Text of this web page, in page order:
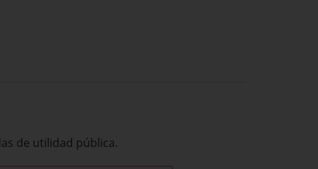
de utilidad pública.